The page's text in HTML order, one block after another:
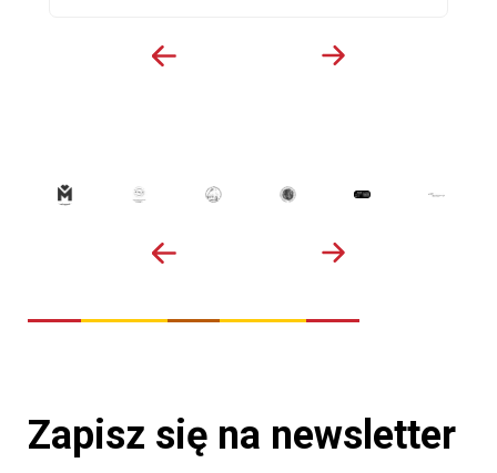
Zapisz się na newsletter